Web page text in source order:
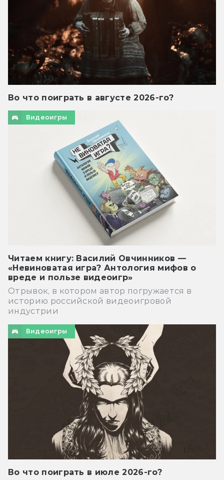
Во что поиграть в августе 2026-го?
Видеоигры
Читаем книгу: Василий Овчинников —
«Невиноватая игра? Антология мифов о
вреде и пользе видеоигр»
Отрывок, в котором автор погружается в
историю российской видеоигровой
индустрии
Видеоигры
Во что поиграть в июле 2026-го?